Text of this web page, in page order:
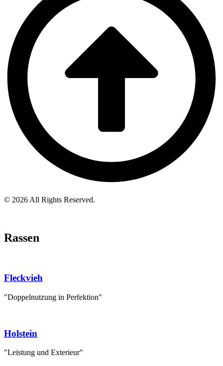
© 2026 All Rights Reserved.
Rassen
Fleckvieh
"Doppelnutzung in Perfektion"
Holstein
"Leistung und Exterieur"